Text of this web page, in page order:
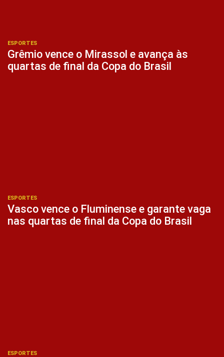
ESPORTES
Grêmio vence o Mirassol e avança às
quartas de final da Copa do Brasil
ESPORTES
Vasco vence o Fluminense e garante vaga
nas quartas de final da Copa do Brasil
ESPORTES